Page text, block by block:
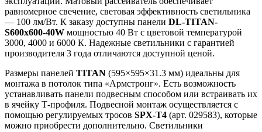
равномерное свечение, световая эффективность светильника
— 100 лм/Вт. К заказу доступны панели DL-TITAN-
S600x600-40W мощностью 40 Вт с цветовой температурой
3000, 4000 и 6000 К. Надежные светильники с гарантией
производителя 3 года отличаются доступной ценой.
Размеры панелей TITAN (595×595×31.3 мм) идеальны для
монтажа в потолок типа «Армстронг». Есть возможность
устанавливать панели подвесным способом или встраивать их
в ячейку Т-профиля. Подвесной монтаж осуществляется с
помощью регулируемых тросов SPX-T4 (арт. 029583), которые
можно приобрести дополнительно. Светильники